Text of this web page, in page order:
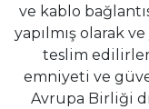
ve kablo
yapılmış olarak
teslim
emniyeti ve
Avrupa Birliği